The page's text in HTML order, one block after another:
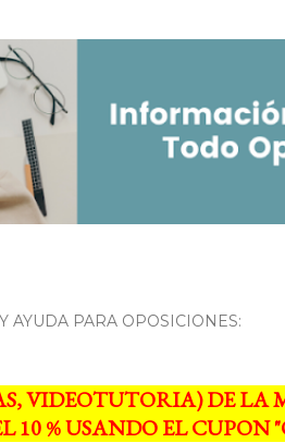
AYUDA PARA OPOSICIONES:
VIDEOTUTORIA) DE
10 % USANDO EL CUPON